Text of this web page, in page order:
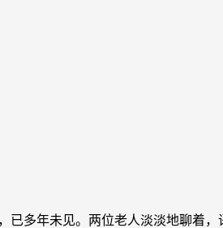
多年未见。两位老人淡淡地聊着，